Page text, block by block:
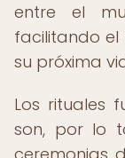
entre el
facilitando
su próxima
Los rituales
son, por lo